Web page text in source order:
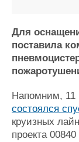
Компании
Репутация
Крюинг
Журнал
Реклама
Для
поставила
Напомним, 11
состоялся
круизных
проекта